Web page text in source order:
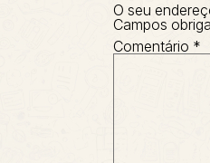
O seu
Campos
Comentário *